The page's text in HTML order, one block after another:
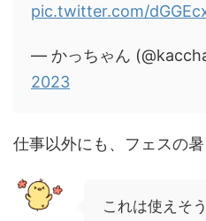
pic.twitter.com/
— かっちゃん
2023
仕事以外にも、フェスの
これは使えそ